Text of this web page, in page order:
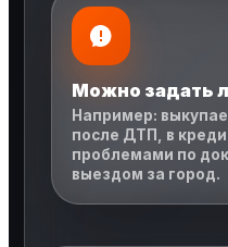
Можно задать
Например:
после ДТП, в
проблемами по
выездом за город.